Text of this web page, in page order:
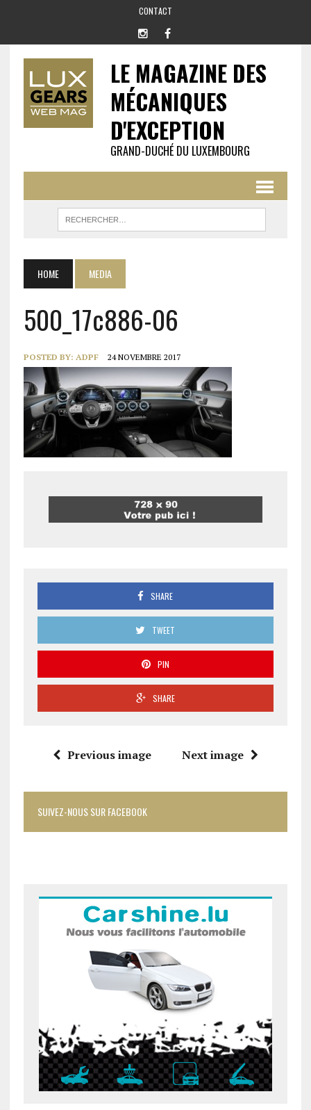
CONTACT
LE MAGAZINE DES
MÉCANIQUES
D'EXCEPTION
GRAND-DUCHÉ DU LUXEMBOURG
HOME MEDIA
500_17c886-06
POSTED BY: ADPF 24 NOVEMBRE 2017
SHARE
TWEET
PIN
SHARE
Previous image Next image
SUIVEZ-NOUS SUR FACEBOOK